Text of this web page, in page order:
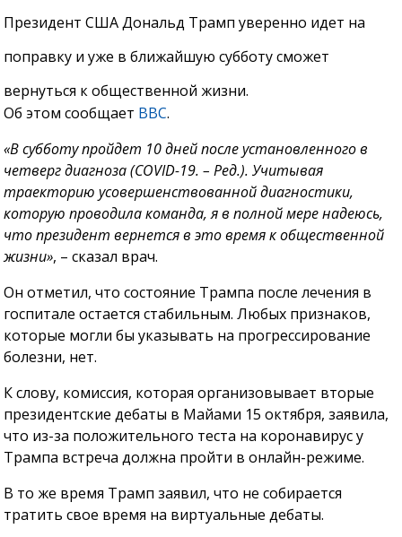
Президент США Дональд Трамп уверенно идет на
поправку и уже в ближайшую субботу сможет
вернуться к общественной жизни.
Об этом сообщает ВВС.
«В субботу пройдет 10 дней после установленного в
четверг диагноза (COVID-19. – Ред.). Учитывая
траекторию усовершенствованной диагностики,
которую проводила команда, я в полной мере надеюсь,
что президент вернется в это время к общественной
жизни», – сказал врач.
Он отметил, что состояние Трампа после лечения в
госпитале остается стабильным. Любых признаков,
которые могли бы указывать на прогрессирование
болезни, нет.
К слову, комиссия, которая организовывает вторые
президентские дебаты в Майами 15 октября, заявила,
что из-за положительного теста на коронавирус у
Трампа встреча должна пройти в онлайн-режиме.
В то же время Трамп заявил, что не собирается
тратить свое время на виртуальные дебаты.